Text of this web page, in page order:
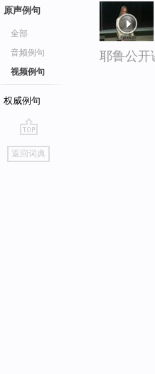
原声例句
全部
音频例句
视频例句
权威例句
go
top
返回词典
耶鲁公开